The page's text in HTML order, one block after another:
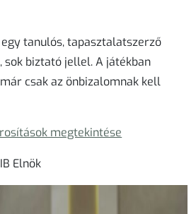
tanulós, tapasztalatszerző
sok biztató jellel. A játékban
csak az önbizalomnak kell
megtekintése
Elnök